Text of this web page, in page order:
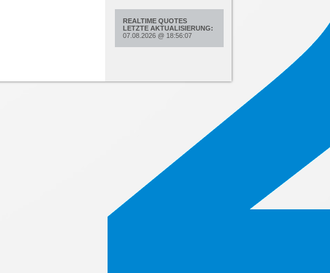
REALTIME QUOTES
LETZTE AKTUALISIERUNG:
07.08.2026 @ 18:56:07